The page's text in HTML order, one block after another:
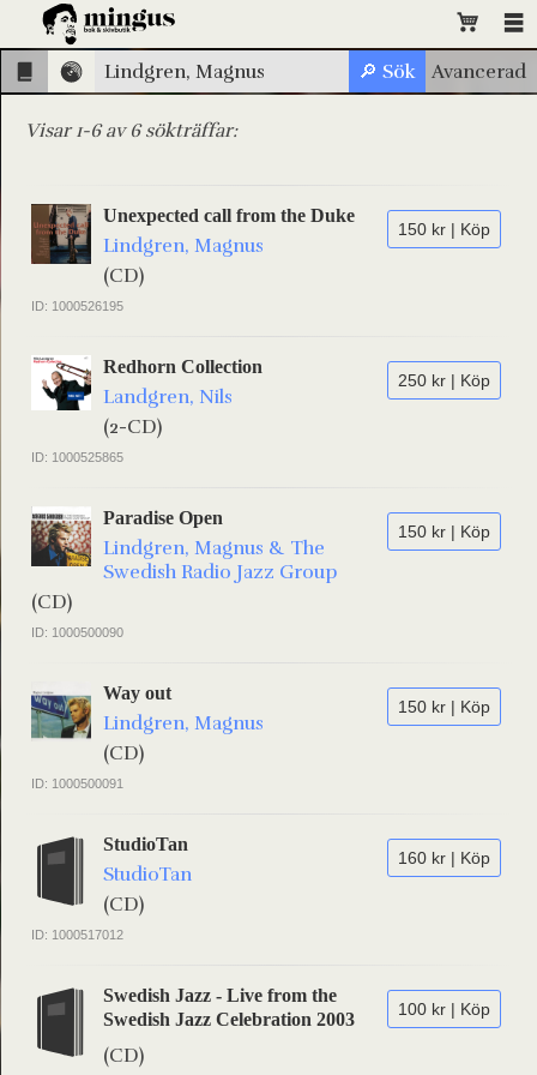
Visar 1-6 av 6 sökträffar:
150 kr | Köp
Unexpected call from the Duke
Lindgren, Magnus
(CD)
ID: 1000526195
250 kr | Köp
Redhorn Collection
Landgren, Nils
(2-CD)
ID: 1000525865
150 kr | Köp
Paradise Open
Lindgren, Magnus & The
Swedish Radio Jazz Group
(CD)
ID: 1000500090
150 kr | Köp
Way out
Lindgren, Magnus
(CD)
ID: 1000500091
160 kr | Köp
StudioTan
StudioTan
(CD)
ID: 1000517012
100 kr | Köp
Swedish Jazz - Live from the
Swedish Jazz Celebration 2003
(CD)